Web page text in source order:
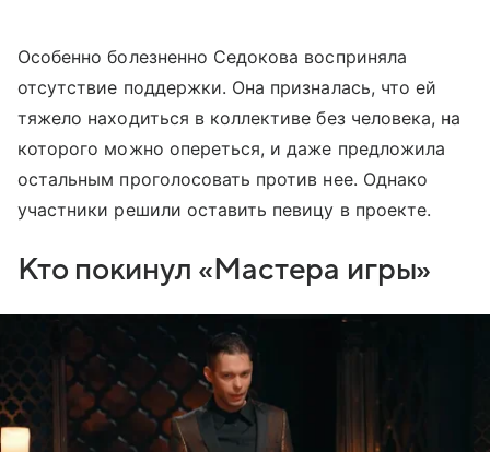
Особенно болезненно Седокова восприняла
отсутствие поддержки. Она призналась, что ей
тяжело находиться в коллективе без человека, на
которого можно опереться, и даже предложила
остальным проголосовать против нее. Однако
участники решили оставить певицу в проекте.
Кто покинул «Мастера игры»